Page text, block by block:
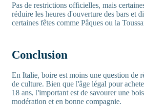
Pas de restrictions officielles, mais
réduire les heures d'ouverture des bars et
certaines fêtes comme Pâques ou la
Conclusion
En Italie, boire est moins une question de
de culture. Bien que l'âge légal pour
18 ans, l'important est de savourer une
modération et en bonne compagnie.